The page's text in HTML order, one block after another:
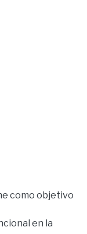
como objetivo
en la